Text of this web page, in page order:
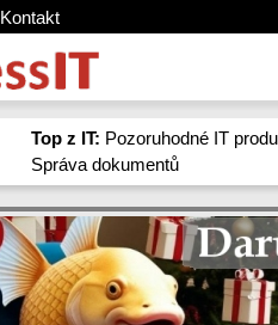
Kontakt
Top z IT: Pozoruhodné IT
Správa dokumentů